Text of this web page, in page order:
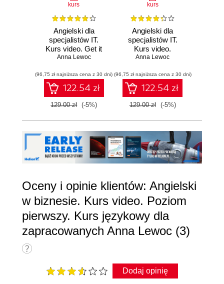
kurs
Angielski dla
specjalistów IT.
Kurs video. Get it
right!
Anna Lewoc
(96,75 zł najniższa cena z 30 dni)
122.54 zł
129.00 zł (-5%)
kurs
Angielski dla
specjalistów IT.
Kurs video.
Swobodnie dogadaj
Anna Lewoc
(96,75 zł najniższa cena z 30 dni)
122.54 zł
129.00 zł (-5%)
Oceny i opinie klientów: Angielski
w biznesie. Kurs video. Poziom
pierwszy. Kurs językowy dla
zapracowanych Anna Lewoc (3)
Dodaj opinię